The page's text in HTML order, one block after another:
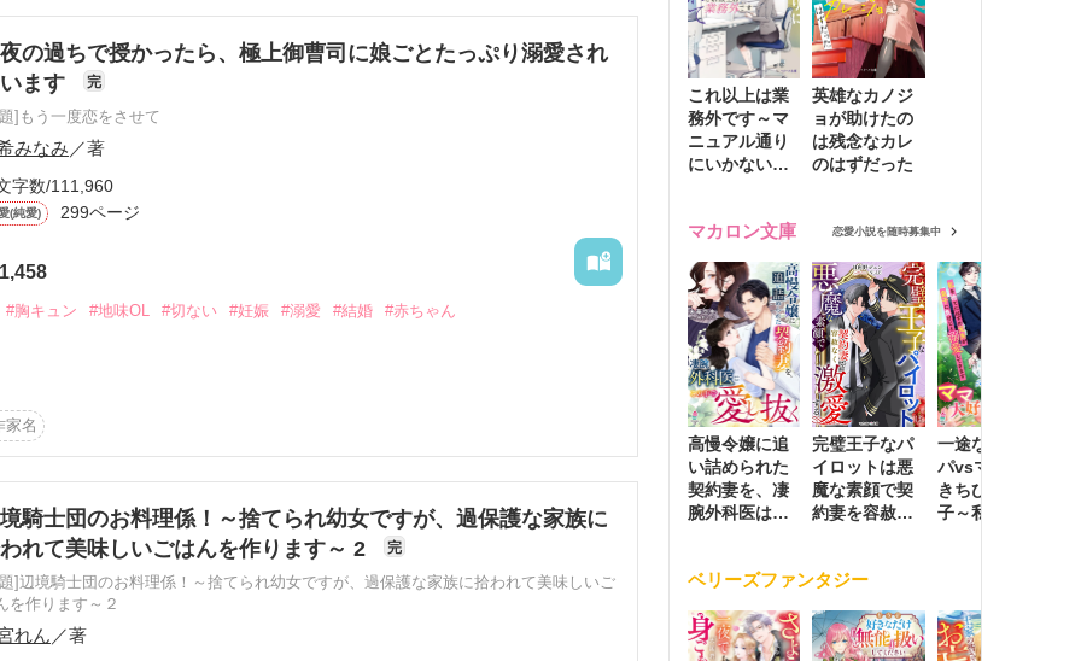
許可をいただいています)
い
い
人の攻防戦
うございます✨
の過ちで授かったら、極上御曹司に娘ごとたっぷり溺愛され
ます
完
]もう一度恋をさせて
みなみ ／著
字数/111,960
(純愛) 299ページ
#胸キュン #地味OL #切ない #妊娠 #溺愛 #結婚 #赤ちゃん
てきた咲綾は、仕事でその時の相手である真翔と出会う。
２7歳。一人で娘の真由を育てるシングルマザー。
２９歳　大村グループ 　御曹司　SOWA不動産　専務取締役
の？
いの？本当のあなたは？
家名
騎士団のお料理係！～捨てられ幼女ですが、過保護な家族に
れて美味しいごはんを作ります～ 2
完
]辺境騎士団のお料理係！～捨てられ幼女ですが、過保護な家族に拾われて美味しいご
を作ります～２
れん ／著
これ以上は業
務外です～マ
ニュアル通り
にいかない彼
英雄なカノジ
ョが助けたの
は残念なカレ
のはずだった
マカロン文庫 恋愛小説を随時募集中
高慢令嬢に追
い詰められた
契約妻を、凄
腕外科医はこ
完璧王子なパ
イロットは悪
魔な素顔で契
約妻を容赦な
一途な社長パ
パvsママ大好
きちびっこ息
子～私を捨て
ベリーズファンタジー